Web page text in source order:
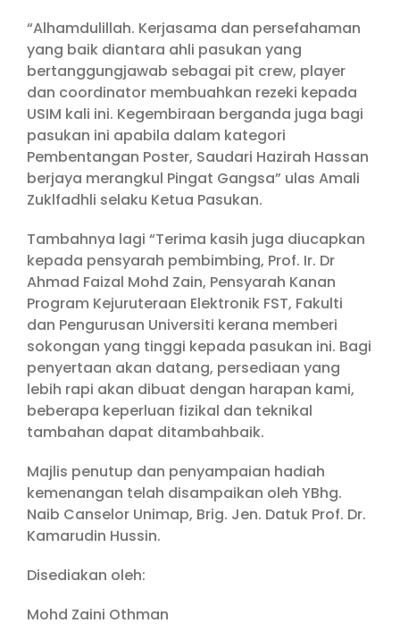
“Alhamdulillah. Kerjasama dan persefahaman
yang baik diantara ahli pasukan yang
bertanggungjawab sebagai pit crew, player
dan coordinator membuahkan rezeki kepada
USIM kali ini. Kegembiraan berganda juga bagi
pasukan ini apabila dalam kategori
Pembentangan Poster, Saudari Hazirah Hassan
berjaya merangkul Pingat Gangsa” ulas Amali
Zuklfadhli selaku Ketua Pasukan.
Tambahnya lagi “Terima kasih juga diucapkan
kepada pensyarah pembimbing, Prof. Ir. Dr
Ahmad Faizal Mohd Zain, Pensyarah Kanan
Program Kejuruteraan Elektronik FST, Fakulti
dan Pengurusan Universiti kerana memberi
sokongan yang tinggi kepada pasukan ini. Bagi
penyertaan akan datang, persediaan yang
lebih rapi akan dibuat dengan harapan kami,
beberapa keperluan fizikal dan teknikal
tambahan dapat ditambahbaik.
Majlis penutup dan penyampaian hadiah
kemenangan telah disampaikan oleh YBhg.
Naib Canselor Unimap, Brig. Jen. Datuk Prof. Dr.
Kamarudin Hussin.
Disediakan oleh:
Mohd Zaini Othman